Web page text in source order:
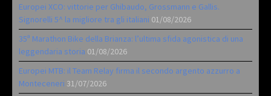
Europei XCO: vittorie per Ghibaudo, Grossmann e Gallis.
Signorelli 5^ la migliore tra gli italiani 01/08/2026
35ª Marathon Bike della Brianza: l’ultima sfida agonistica di una
leggendaria storia 01/08/2026
Europei MTB: il Team Relay firma il secondo argento azzurro a
Monteceneri 31/07/2026